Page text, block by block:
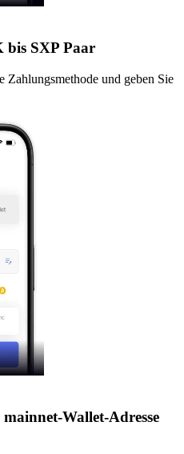
bis SXP Paar
Zahlungsmethode und geben Sie
Wallet-Adresse